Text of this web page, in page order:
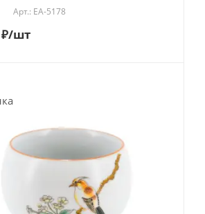
Арт.: EA-5178
₽/шт